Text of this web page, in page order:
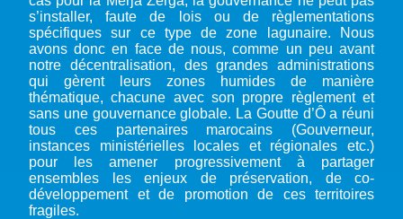
s’installer, faute de lois ou de règlementations
spécifiques sur ce type de zone lagunaire. Nous
avons donc en face de nous, comme un peu avant
notre décentralisation, des grandes administrations
qui gèrent leurs zones humides de manière
thématique, chacune avec son propre règlement et
sans une gouvernance globale. La Goutte d’Ô a réuni
tous ces partenaires marocains (Gouverneur,
instances ministérielles locales et régionales etc.)
pour les amener progressivement à partager
ensembles les enjeux de préservation, de co-
développement et de promotion de ces territoires
fragiles.